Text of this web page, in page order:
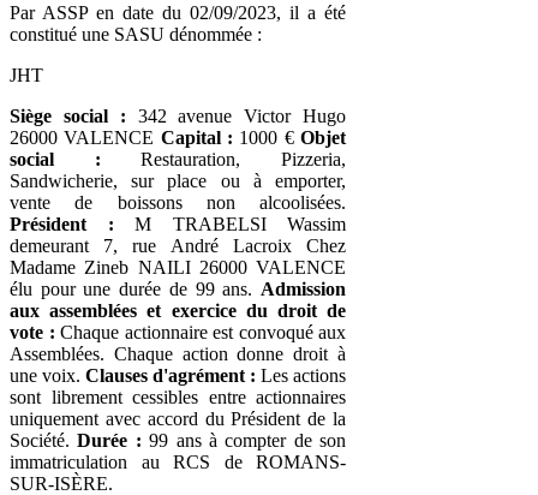
Par ASSP en date du 02/09/2023, il a été
constitué une SASU dénommée :
JHT
Siège social : 342 avenue Victor Hugo
26000 VALENCE Capital : 1000 €Objet
social : Restauration, Pizzeria,
Sandwicherie, sur place ou à emporter,
vente de boissons non alcoolisées.
Président : M TRABELSI Wassim
demeurant 7, rue André Lacroix Chez
Madame Zineb NAILI 26000 VALENCE
élu pour une durée de 99 ans. Admission
aux assemblées et exercice du droit de
vote : Chaque actionnaire est convoqué aux
Assemblées. Chaque action donne droit à
une voix. Clauses d'agrément : Les actions
sont librement cessibles entre actionnaires
uniquement avec accord du Président de la
Société.Durée : 99 ans à compter de son
immatriculation au RCS de ROMANS-
SUR-ISÈRE.